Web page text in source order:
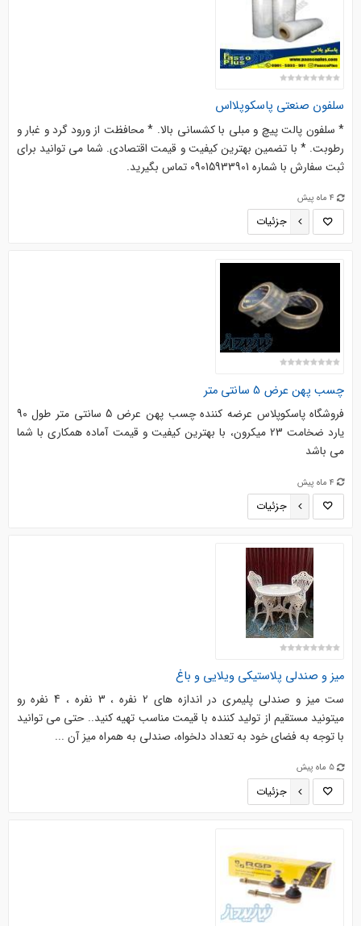
سلفون صنعتی پاسکوپلااس
* سلفون پالت پیچ و مبلی با کشسانی بالا. * محافظت از ورود گرد و غبار و
رطوبت. * با تضمین بهترین کیفیت و قیمت اقتصادی. شما می توانید برای
ثبت سفارش با شماره 09015933901 تماس بگیرید.
4 ماه پیش
جزئیات
چسب پهن عرض 5 سانتی متر
فروشگاه پاسکوپلاس عرضه کننده چسب پهن عرض 5 سانتی متر طول 90
یارد ضخامت 23 میکرون، با بهترین کیفیت و قیمت آماده همکاری با شما
می باشد
4 ماه پیش
جزئیات
میز و صندلی پلاستیکی ویلایی و باغ
ست میز و صندلی پلیمری در اندازه های 2 نفره ، 3 نفره ، 4 نفره رو
میتونید مستقیم از تولید کننده با قیمت مناسب تهیه کنید.. حتی می توانید
با توجه به فضای خود به تعداد دلخواه، صندلی به همراه میز آن ...
5 ماه پیش
جزئیات